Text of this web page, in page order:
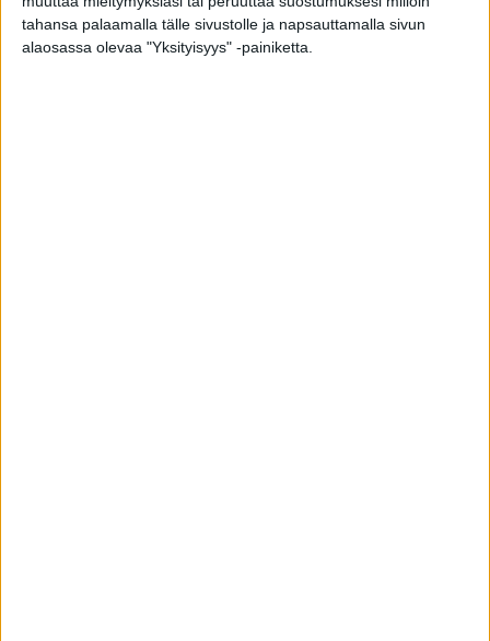
tahansa palaamalla tälle sivustolle ja napsauttamalla sivun
alaosassa olevaa "Yksityisyys" -painiketta.